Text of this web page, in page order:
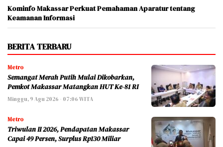
Kominfo Makassar Perkuat Pemahaman Aparatur tentang
Keamanan Informasi
BERITA TERBARU
Metro
Semangat Merah Putih Mulai Dikobarkan,
Pemkot Makassar Matangkan HUT Ke-81 RI
Minggu, 9 Agu 2026 - 07:06 WITA
Metro
Triwulan II 2026, Pendapatan Makassar
Capai 49 Persen, Surplus Rp130 Miliar